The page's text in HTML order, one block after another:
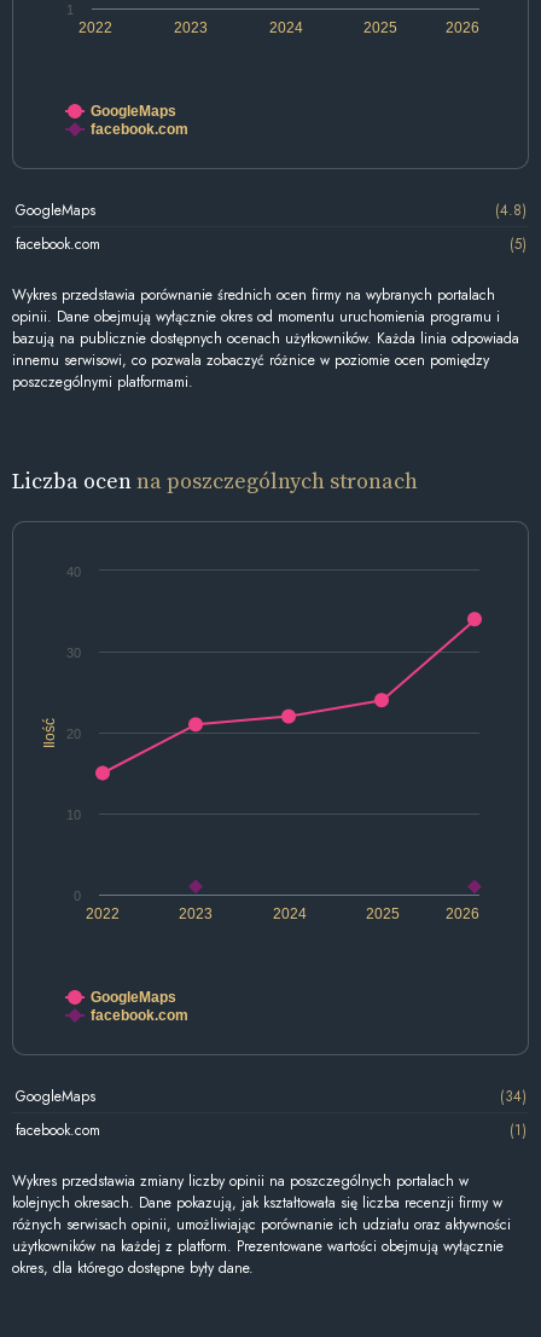
2022 2024 2026
2023 2025
1
GoogleMaps
facebook.com
GoogleMaps
(4.8)
facebook.com
(5)
Wykres przedstawia porównanie średnich ocen firmy na wybranych portalach
opinii. Dane obejmują wyłącznie okres od momentu uruchomienia programu i
bazują na publicznie dostępnych ocenach użytkowników. Każda linia odpowiada
innemu serwisowi, co pozwala zobaczyć różnice w poziomie ocen pomiędzy
poszczególnymi platformami.
Liczba ocenna poszczególnych stronach
Ilość
2022 2024 2026
2023 2025
0
10
20
30
40
GoogleMaps
facebook.com
GoogleMaps
(34)
facebook.com
(1)
Wykres przedstawia zmiany liczby opinii na poszczególnych portalach w
kolejnych okresach. Dane pokazują, jak kształtowała się liczba recenzji firmy w
różnych serwisach opinii, umożliwiając porównanie ich udziału oraz aktywności
użytkowników na każdej z platform. Prezentowane wartości obejmują wyłącznie
okres, dla którego dostępne były dane.